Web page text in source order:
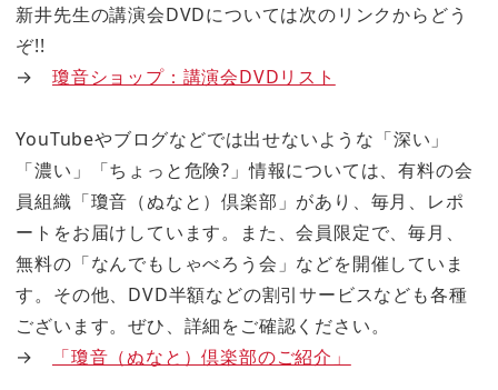
新井先生の講演会DVDについては次のリンクからどう
ぞ!!
→ 瓊音ショップ：講演会DVDリスト
YouTubeやブログなどでは出せないような「深い」
「濃い」「ちょっと危険?」情報については、有料の会
員組織「瓊音（ぬなと）倶楽部」があり、毎月、レポ
ートをお届けしています。また、会員限定で、毎月、
無料の「なんでもしゃべろう会」などを開催していま
す。その他、DVD半額などの割引サービスなども各種
ございます。ぜひ、詳細をご確認ください。
→
「瓊音（ぬなと）倶楽部のご紹介」